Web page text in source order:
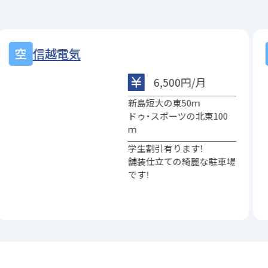
末広町金澤
5,000円/月
ベルメゾン末広の北東100
ｍ
人気のエリアです！